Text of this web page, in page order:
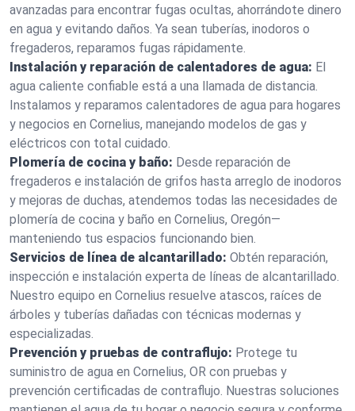
avanzadas para encontrar fugas ocultas, ahorrándote dinero
en agua y evitando daños. Ya sean tuberías, inodoros o
fregaderos, reparamos fugas rápidamente.
Instalación y reparación de calentadores de agua: El
agua caliente confiable está a una llamada de distancia.
Instalamos y reparamos calentadores de agua para hogares
y negocios en Cornelius, manejando modelos de gas y
eléctricos con total cuidado.
Plomería de cocina y baño: Desde reparación de
fregaderos e instalación de grifos hasta arreglo de inodoros
y mejoras de duchas, atendemos todas las necesidades de
plomería de cocina y baño en Cornelius, Oregón—
manteniendo tus espacios funcionando bien.
Servicios de línea de alcantarillado: Obtén reparación,
inspección e instalación experta de líneas de alcantarillado.
Nuestro equipo en Cornelius resuelve atascos, raíces de
árboles y tuberías dañadas con técnicas modernas y
especializadas.
Prevención y pruebas de contraflujo: Protege tu
suministro de agua en Cornelius, OR con pruebas y
prevención certificadas de contraflujo. Nuestras soluciones